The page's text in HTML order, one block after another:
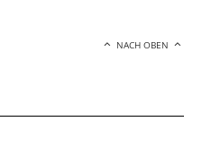
NACH OBEN